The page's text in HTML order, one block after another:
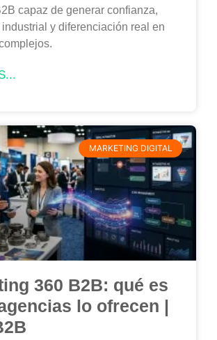
capaz de generar confianza,
y diferenciación real en
MARKETING DIGITAL
360 B2B: qué es
lo ofrecen |